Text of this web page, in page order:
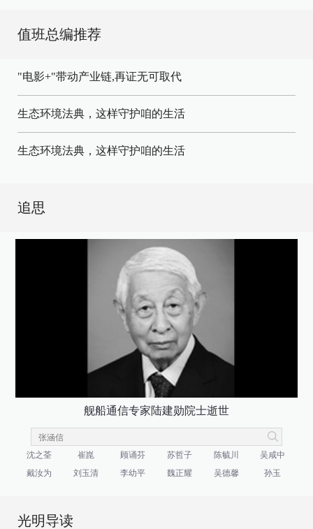
值班总编推荐
"电影+"带动产业链,再证无可取代
生态环境法典，这样守护咱的生活
生态环境法典，这样守护咱的生活
追思
舰船通信专家陆建勋院士逝世
沈之荃 崔崑 顾诵芬 苏哲子 陈毓川
吴咸中
戴汝为
刘玉清 李幼平 魏正耀 吴德馨 孙玉
光明导读